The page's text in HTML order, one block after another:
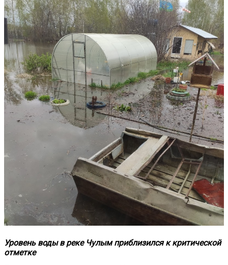
Уровень воды в реке Чулым приблизился к критической
отметке